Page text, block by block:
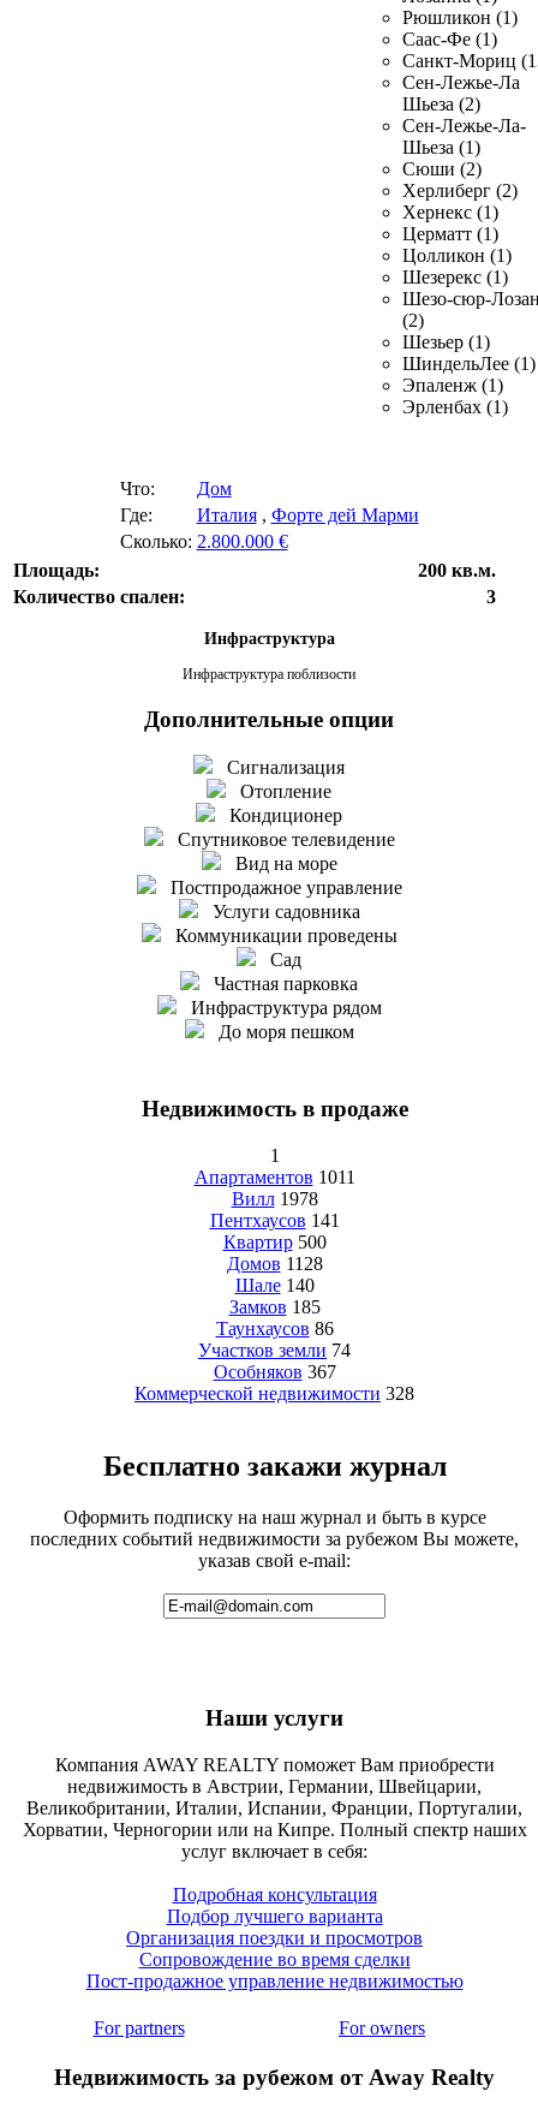
Рюшликон (1)
Саас-Фе (1)
Санкт-Мориц
Сен-Лежье-Ла
Шьеза (2)
Сен-Лежье-Ла-
Шьеза (1)
Сюши (2)
Херлиберг (2)
Хернекс (1)
Церматт (1)
Цолликон (1)
Шезерекс (1)
Шезо-сюр-
(2)
Шезьер (1)
ШиндельЛее (1)
Эпаленж (1)
Эрленбах (1)
Что:
Дом
Где:
Италия, Форте дей Марми
Сколько: 2.800.000 €
Площадь:
200 кв.м.
Количество спален:
3
Инфраструктура
Инфраструктура поблизости
Дополнительные опции
Сигнализация
Отопление
Кондиционер
Спутниковое телевидение
Вид на море
Постпродажное управление
Услуги садовника
Коммуникации проведены
Сад
Частная парковка
Инфраструктура рядом
До моря пешком
Недвижимость в продаже
1
Апартаментов 1011
Вилл 1978
Пентхаусов 141
Квартир 500
Домов 1128
Шале 140
Замков 185
Таунхаусов 86
Участков земли 74
Особняков 367
Коммерческой недвижимости 328
Бесплатно закажи журнал
Оформить подписку на наш журнал и быть в курсе
последних событий недвижимости за рубежом Вы можете,
указав свой e-mail:
Наши услуги
Компания AWAY REALTY поможет Вам приобрести
недвижимость в Австрии, Германии, Швейцарии,
Великобритании, Италии, Испании, Франции, Португалии,
Хорватии, Черногории или на Кипре. Полный спектр наших
услуг включает в себя:
Подробная консультация
Подбор лучшего варианта
Организация поездки и просмотров
Сопровождение во время сделки
Пост-продажное управление недвижимостью
For partners For owners
Недвижимость за рубежом от Away Realty